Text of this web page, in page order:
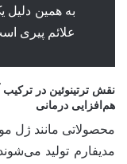
به همین دلیل
علائم پیری
نقش ترتینوئین در
هم‌افزایی درمانی
محصولاتی مانند
مدیفارم تولید